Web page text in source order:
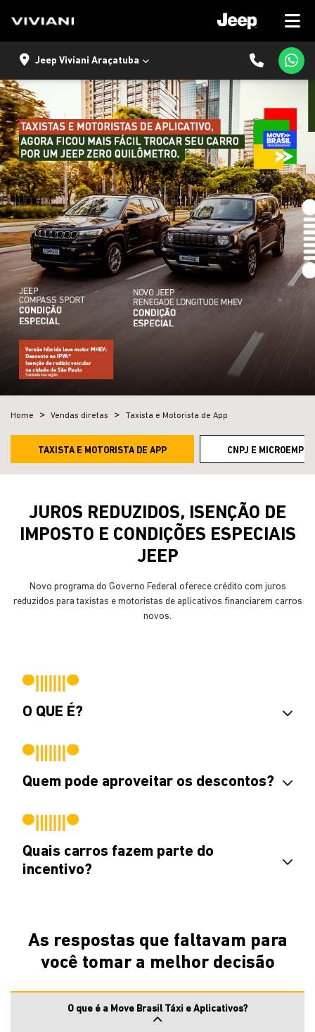
Jeep Viviani Araçatuba
Home Vendas diretas Taxista e Motorista de App
CNPJ E
TAXISTA E MOTORISTA DE APP
JUROS REDUZIDOS, ISENÇÃO DE
IMPOSTO E CONDIÇÕES ESPECIAIS
JEEP
Novo programa do Governo Federal oferece crédito com juros
reduzidos para taxistas e motoristas de aplicativos financiarem carros
novos.
O QUE É?
Quem pode aproveitar os descontos?
Quais carros fazem parte do
incentivo?
As respostas que faltavam para
você tomar a melhor decisão
O que é a Move Brasil Táxi e Aplicativos?